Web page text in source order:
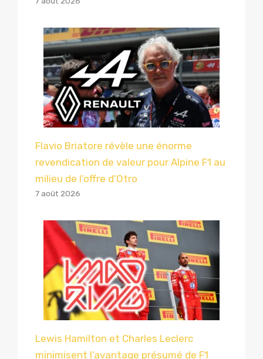
Flavio Briatore révèle une énorme
revendication de valeur pour Alpine F1 au
milieu de l’offre d’Otro
7 août 2026
Lewis Hamilton et Charles Leclerc
minimisent l’avantage présumé de F1